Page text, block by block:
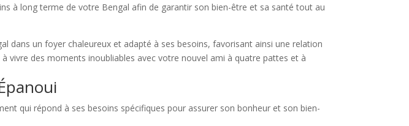
à long terme de votre Bengal afin de garantir son bien-être et sa santé tout au
dans un foyer chaleureux et adapté à ses besoins, favorisant ainsi une relation
vivre des moments inoubliables avec votre nouvel ami à quatre pattes et à
qui répond à ses besoins spécifiques pour assurer son bonheur et son bien-